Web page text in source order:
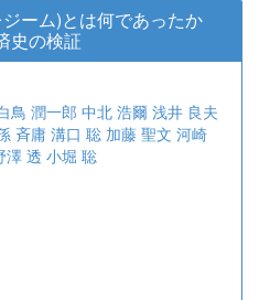
ーム)とは何であったか
史の検証
鳥 潤一郎 中北 浩爾 浅井 良夫
斉庸溝口 聡 加藤 聖文 河崎
澤 透 小堀 聡